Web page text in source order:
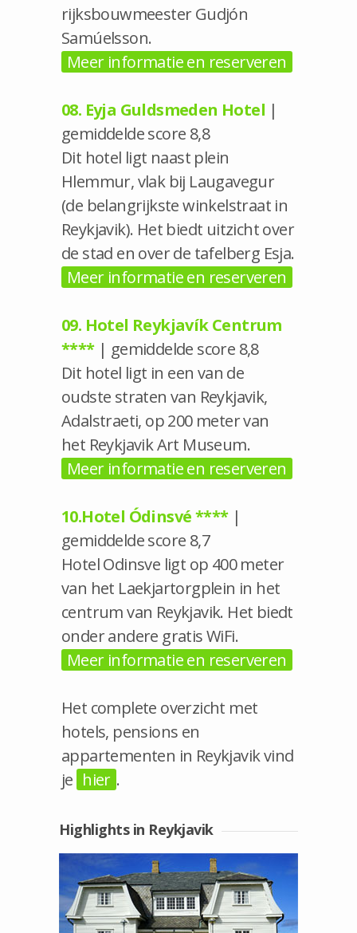
rijksbouwmeester Gudjón
Samúelsson.
Meer informatie en reserveren
08. Eyja Guldsmeden Hotel |
gemiddelde score 8,8
Dit hotel ligt naast plein
Hlemmur, vlak bij Laugavegur
(de belangrijkste winkelstraat in
Reykjavik). Het biedt uitzicht over
de stad en over de tafelberg Esja.
Meer informatie en reserveren
09. Hotel Reykjavík Centrum
****| gemiddelde score 8,8
Dit hotel ligt in een van de
oudste straten van Reykjavik,
Adalstraeti, op 200 meter van
het Reykjavik Art Museum.
Meer informatie en reserveren
10.Hotel Ódinsvé ****|
gemiddelde score 8,7
Hotel Odinsve ligt op 400 meter
van het Laekjartorgplein in het
centrum van Reykjavik. Het biedt
onder andere gratis WiFi.
Meer informatie en reserveren
Het complete overzicht met
hotels, pensions en
appartementen in Reykjavik vind
je hier .
Highlights in Reykjavik